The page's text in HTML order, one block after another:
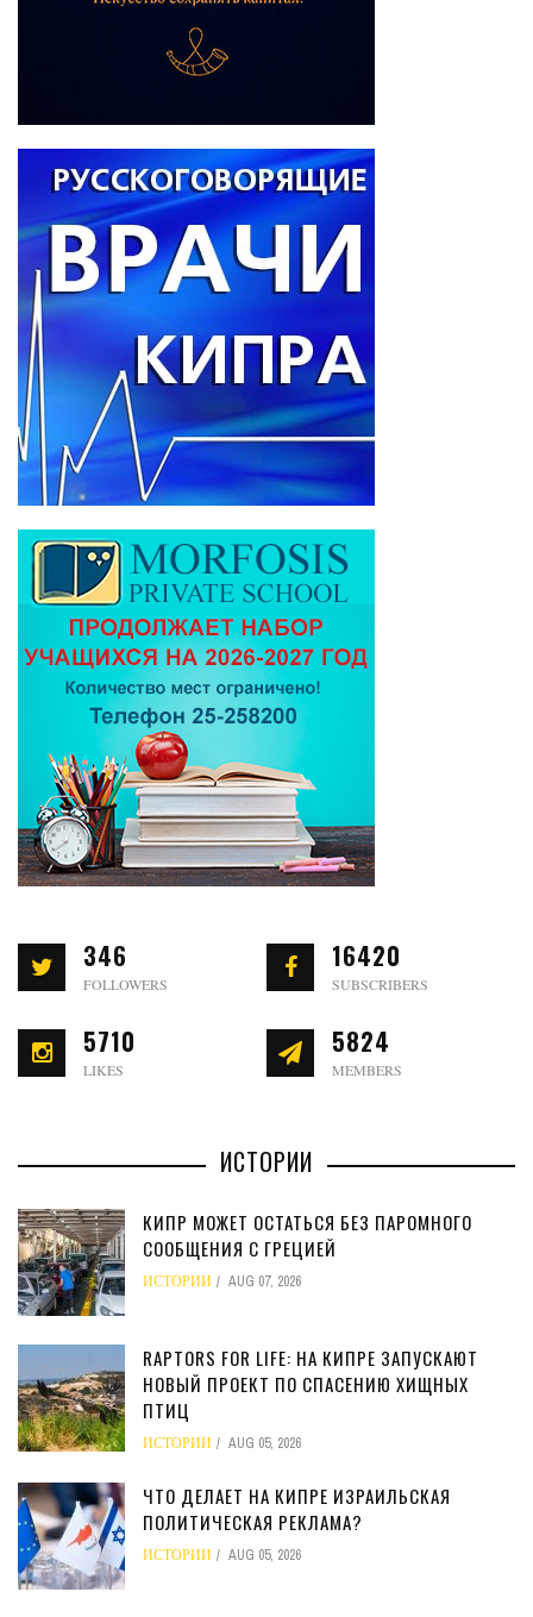
346
FOLLOWERS
16420
SUBSCRIBERS
5710
LIKES
5824
MEMBERS
ИСТОРИИ
КИПР МОЖЕТ ОСТАТЬСЯ БЕЗ ПАРОМНОГО
СООБЩЕНИЯ С ГРЕЦИЕЙ
ИСТОРИИ AUG 07, 2026
RAPTORS FOR LIFE: НА КИПРЕ ЗАПУСКАЮТ
НОВЫЙ ПРОЕКТ ПО СПАСЕНИЮ ХИЩНЫХ
ПТИЦ
ИСТОРИИ AUG 05, 2026
ЧТО ДЕЛАЕТ НА КИПРЕ ИЗРАИЛЬСКАЯ
ПОЛИТИЧЕСКАЯ РЕКЛАМА?
ИСТОРИИ AUG 05, 2026